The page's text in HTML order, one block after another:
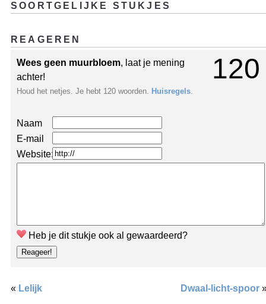
SOORTGELIJKE STUKJES
REAGEREN
120
Wees geen muurbloem, laat je mening
achter!
Houd het netjes. Je hebt 120 woorden. Huisregels
Naam
E-mail
Website:
Heb je dit stukje ook al gewaardeerd?
« Lelijk Dwaal-licht-spoor